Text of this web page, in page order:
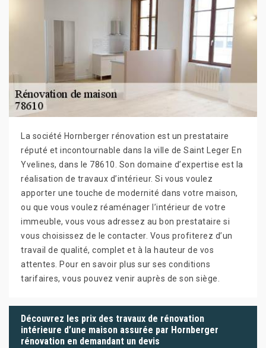
La société Hornberger rénovation est un prestataire
réputé et incontournable dans la ville de Saint Leger En
Yvelines, dans le 78610. Son domaine d’expertise est la
réalisation de travaux d’intérieur. Si vous voulez
apporter une touche de modernité dans votre maison,
ou que vous voulez réaménager l’intérieur de votre
immeuble, vous vous adressez au bon prestataire si
vous choisissez de le contacter. Vous profiterez d’un
travail de qualité, complet et à la hauteur de vos
attentes. Pour en savoir plus sur ses conditions
tarifaires, vous pouvez venir auprès de son siège.
Découvrez les prix des travaux de rénovation
intérieure d’une maison assurée par Hornberger
rénovation en demandant un devis